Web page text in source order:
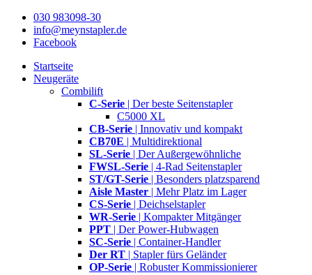
030 983098-30
info@meynstapler.de
Facebook
Startseite
Neugeräte
Combilift
C-Serie | Der beste Seitenstapler
C5000 XL
CB-Serie | Innovativ und kompakt
CB70E | Multidirektional
SL-Serie | Der Außergewöhnliche
FWSL-Serie | 4-Rad Seitenstapler
ST/GT-Serie | Besonders platzsparend
Aisle Master | Mehr Platz im Lager
CS-Serie | Deichselstapler
WR-Serie | Kompakter Mitgänger
PPT | Der Power-Hubwagen
SC-Serie | Container-Handler
Der RT | Stapler fürs Geländer
OP-Serie | Robuster Kommissionierer